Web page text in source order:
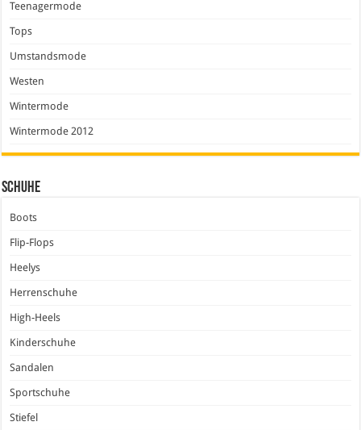
Teenagermode
Tops
Umstandsmode
Westen
Wintermode
Wintermode 2012
Schuhe
Boots
Flip-Flops
Heelys
Herrenschuhe
High-Heels
Kinderschuhe
Sandalen
Sportschuhe
Stiefel